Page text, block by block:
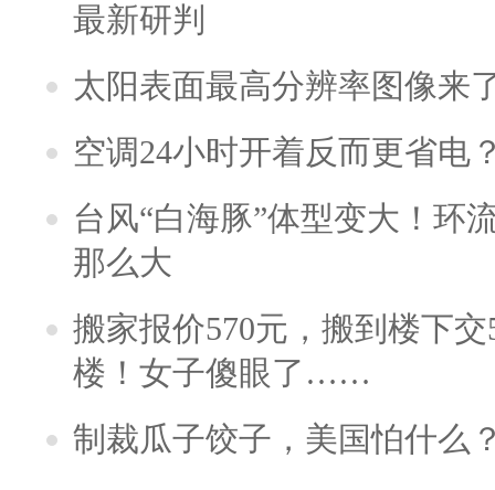
最新研判
太阳表面最高分辨率图像来
空调24小时开着反而更省电
台风“白海豚”体型变大！环
那么大
搬家报价570元，搬到楼下
楼！女子傻眼了……
制裁瓜子饺子，美国怕什么